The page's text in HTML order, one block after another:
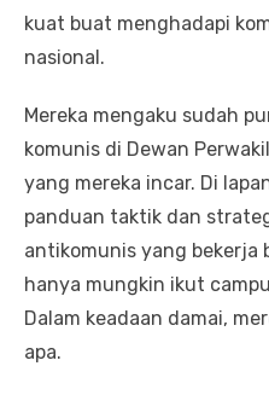
kuat buat menghadapi
nasional.
Mereka mengaku sudah
komunis di Dewan
yang mereka incar. Di
panduan taktik dan
antikomunis yang bekerja
hanya mungkin ikut
Dalam keadaan damai,
apa.